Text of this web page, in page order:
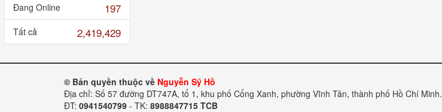
Người đưa đò giao lưu với
VOV
Bàn giao HCLS Lê Tiến
Bàn giao 6 HCLS tại Nghị
Đang Online
197
Tất cả 2,419,429
© Bản quyền thuộc về Nguyễn Sỹ Hồ
Địa chỉ: Số 57 đường DT747A, tổ 1, khu phố Cổng Xanh, phường Vĩnh Tân, thành phố Hồ Chí Minh.
ĐT: 0941540799 - TK: 8988847715 TCB